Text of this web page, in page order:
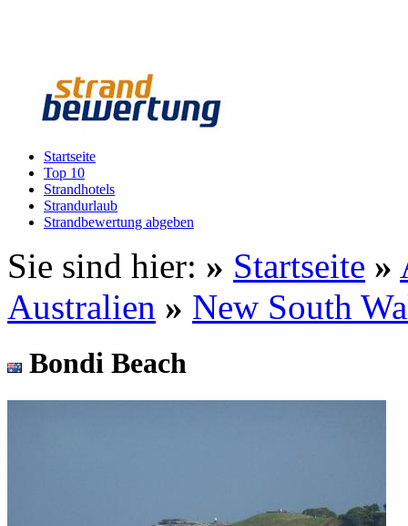
Startseite
Top 10
Strandhotels
Strandurlaub
Strandbewertung abgeben
Sie sind hier: » Startseite »
Australien » New South
Bondi Beach